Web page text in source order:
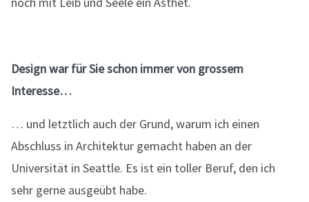
Design war für Sie schon immer von grossem
Interesse…
… und letztlich auch der Grund, warum ich einen
Abschluss in Architektur gemacht haben an der
Universität in Seattle. Es ist ein toller Beruf, den ich
sehr gerne ausgeübt habe.